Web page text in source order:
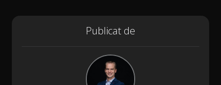
Publicat de